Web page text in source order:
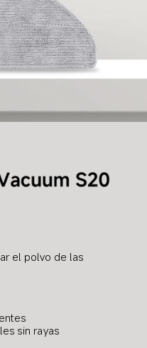
el polvo de las
sin rayas